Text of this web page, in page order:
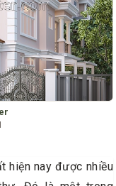
i
o
n
hiện nay được nhiều